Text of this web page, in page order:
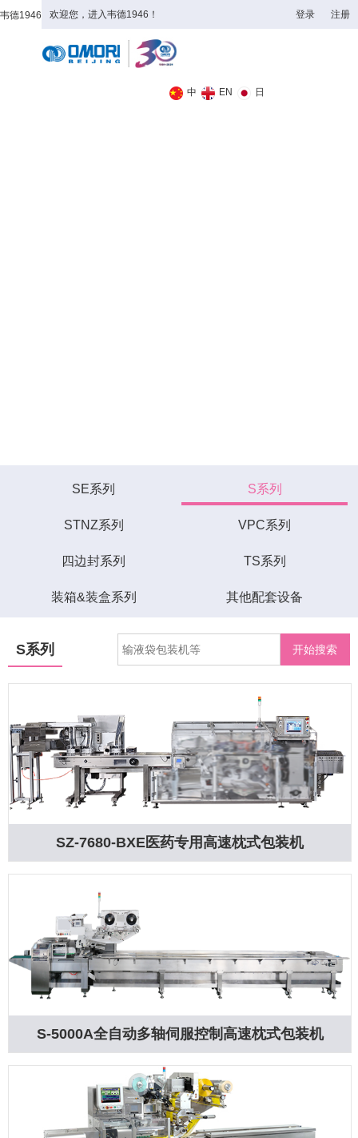
韦德1946 欢迎您，进入韦德1946！ 登录 注册
中 EN 日
SE系列 S系列
STNZ系列 VPC系列
四边封系列 TS系列
装箱&装盒系列 其他配套设备
S系列
SZ-7680-BXE医药专用高速枕式包装机
S-5000A全自动多轴伺服控制高速枕式包装机